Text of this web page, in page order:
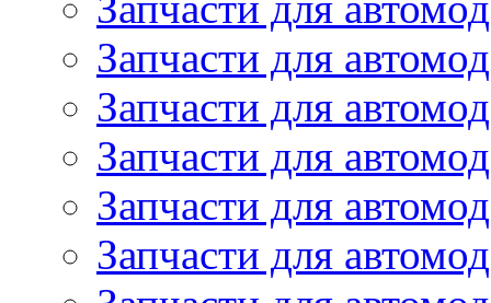
Запчасти для
Запчасти для
Запчасти для
Запчасти для
Запчасти для